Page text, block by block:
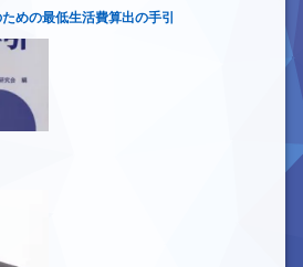
めの最低生活費算出の手引